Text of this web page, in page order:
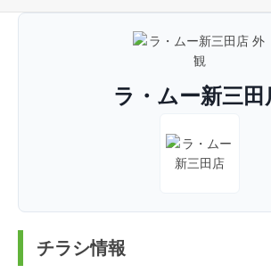
ラ・ムー新三田
チラシ情報